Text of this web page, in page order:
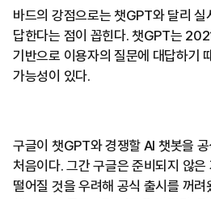
바드의 강점으로는 챗GPT와 달리 실
답한다는 점이 꼽힌다. 챗GPT는
기반으로 이용자의 질문에 대답하기
가능성이 있다.
구글이 챗GPT와 경쟁할 AI 챗봇을 공
처음이다. 그간 구글은 준비되지 않은
떨어질 것을 우려해 공식 출시를 꺼려